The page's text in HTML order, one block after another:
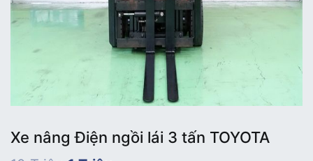
Xe nâng Điện ngồi lái 3 tấn TOYOTA